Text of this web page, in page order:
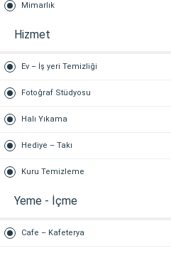
Mimarlık
Hizmet
Ev – İş yeri Temizliği
Fotoğraf Stüdyosu
Halı Yıkama
Hediye – Takı
Kuru Temizleme
Yeme - İçme
Cafe – Kafeterya